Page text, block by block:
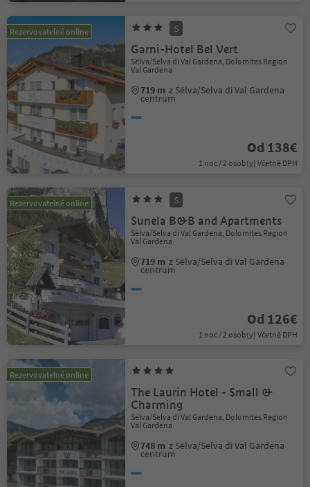
Rezervovatelné online S
Garni-Hotel Bel Vert
Sëlva/Selva di Val Gardena, Dolomites Region
Val Gardena
719 m z Sëlva/Selva di Val Gardena
centrum
Od 138€
1 noc / 2 osob(y) Včetně DPH
Rezervovatelné online S
Sunela B&B and Apartments
Sëlva/Selva di Val Gardena, Dolomites Region
Val Gardena
719 m z Sëlva/Selva di Val Gardena
centrum
Od 126€
1 noc / 2 osob(y) Včetně DPH
Rezervovatelné online
The Laurin Hotel - Small &
Charming
Sëlva/Selva di Val Gardena, Dolomites Region
Val Gardena
748 m z Sëlva/Selva di Val Gardena
centrum